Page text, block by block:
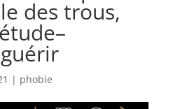
des trous,
| phobie